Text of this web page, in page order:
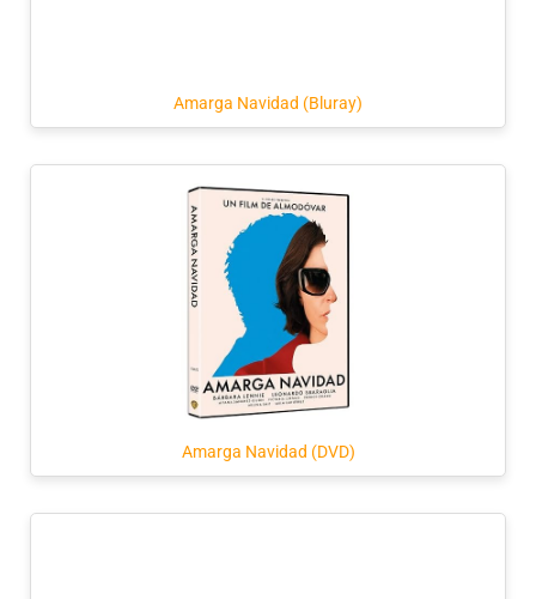
Amarga Navidad (Bluray)
Amarga Navidad (DVD)